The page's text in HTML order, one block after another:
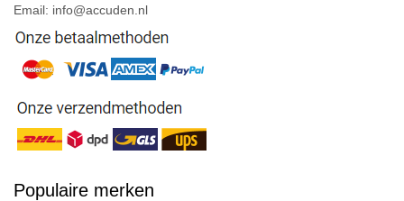
Email: info@accuden.nl
Populaire merken